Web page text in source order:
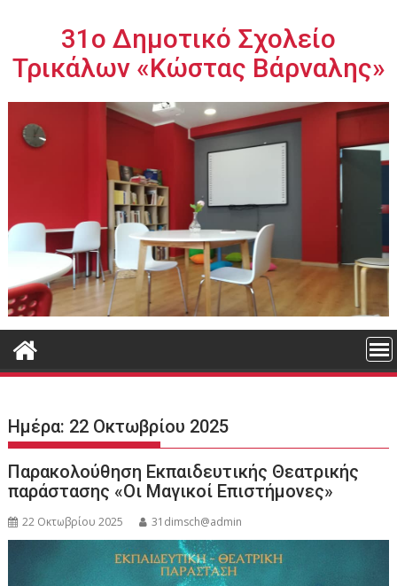
περιεχόμενο31ο Δημοτικό Σχολείο
Τρικάλων «Κώστας Βάρναλης»
Ημέρα: 22 Οκτωβρίου 2025
Παρακολούθηση Εκπαιδευτικής Θεατρικής
παράστασης «Οι Μαγικοί Επιστήμονες»
22 Οκτωβρίου 2025 31dimsch@admin